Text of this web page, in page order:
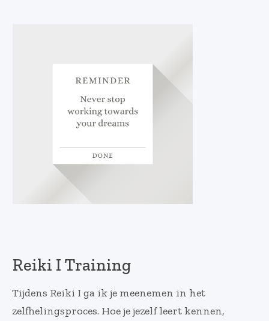
Reiki I Training
Tijdens Reiki I ga ik je meenemen in het
zelfhelingsproces. Hoe je jezelf leert kennen,